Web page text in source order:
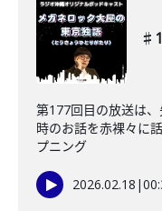
第177回目の放送は
時のお話を赤裸々に
プニング
2026.02.18 |